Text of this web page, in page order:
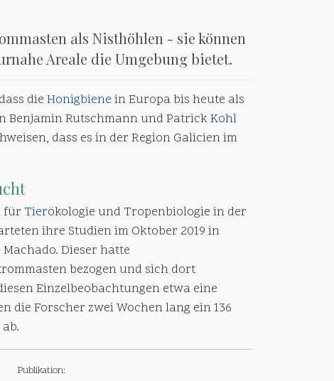
als Nisthöhlen - sie können
Areale die Umgebung bietet.
die Honigbiene in Europa bis heute als
Benjamin Rutschmann und PatrickKohl
dass es in der Region Galicien im
für Tierökologie und Tropenbiologie in der
ihre Studien im Oktober 2019 in
Dieser hatte
bezogen und sich dort
Einzelbeobachtungen etwa eine
die Forscher zwei Wochen lang ein 136
Publikation: